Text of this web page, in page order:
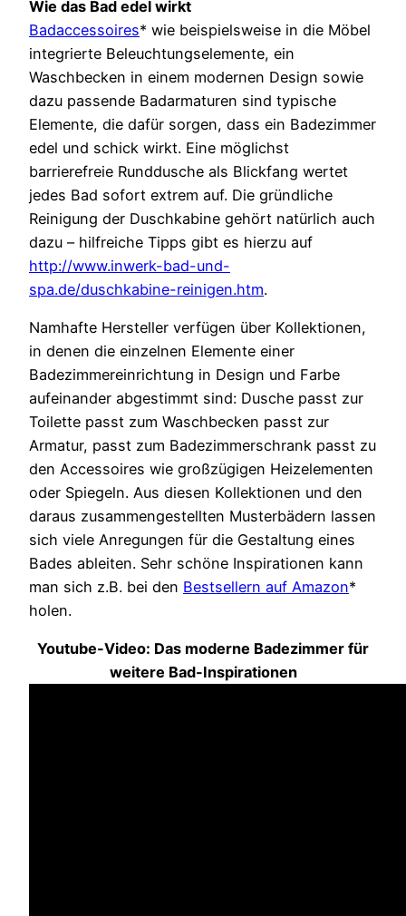
Wie das Bad edel wirkt
Badaccessoires* wie beispielsweise in die Möbel
integrierte Beleuchtungselemente, ein
Waschbecken in einem modernen Design sowie
dazu passende Badarmaturen sind typische
Elemente, die dafür sorgen, dass ein Badezimmer
edel und schick wirkt. Eine möglichst
barrierefreie Runddusche als Blickfang wertet
jedes Bad sofort extrem auf. Die gründliche
Reinigung der Duschkabine gehört natürlich auch
dazu – hilfreiche Tipps gibt es hierzu auf
http://www.inwerk-bad-und-
spa.de/duschkabine-reinigen.htm.
Namhafte Hersteller verfügen über Kollektionen,
in denen die einzelnen Elemente einer
Badezimmereinrichtung in Design und Farbe
aufeinander abgestimmt sind: Dusche passt zur
Toilette passt zum Waschbecken passt zur
Armatur, passt zum Badezimmerschrank passt zu
den Accessoires wie großzügigen Heizelementen
oder Spiegeln. Aus diesen Kollektionen und den
daraus zusammengestellten Musterbädern lassen
sich viele Anregungen für die Gestaltung eines
Bades ableiten. Sehr schöne Inspirationen kann
man sich z.B. bei den Bestsellern auf Amazon*
holen.
Youtube-Video: Das moderne Badezimmer für
weitere Bad-Inspirationen